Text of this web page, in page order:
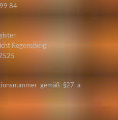
84
Regensburg
gemäß §27 a